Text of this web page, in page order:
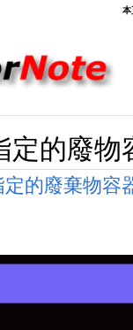
的廢物
的廢棄物容